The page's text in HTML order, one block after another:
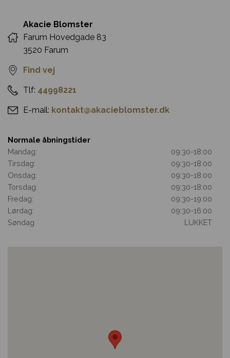
Akacie Blomster
Farum Hovedgade 83
3520 Farum
Find vej
Tlf: 44998221
E-mail: kontakt@akacieblomster.dk
Normale åbningstider
Mandag:
09:30-18:00
Tirsdag:
09:30-18:00
Onsdag:
09:30-18:00
Torsdag:
09:30-18:00
Fredag:
09:30-19:00
Lørdag:
09:30-16:00
Søndag
LUKKET